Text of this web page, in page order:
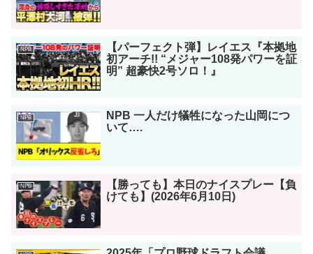
NPB
【パーフェクト弾】レイエス『本拠地
初アーチ!! “メジャー108発パワーを証
明” 超豪快2号ソロ！』
NPB
NPB 一人だけ犠牲になった山岡につ
いて….
NPB
【勝っても】本日のナイスプレー【負
けても】(2026年6月10日)